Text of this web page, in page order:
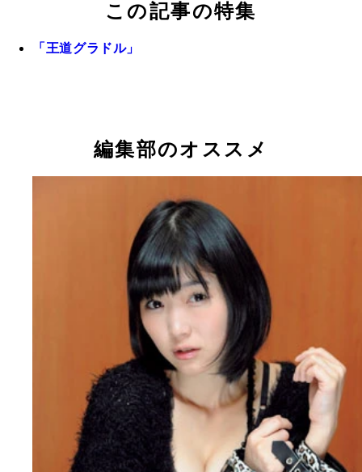
この記事の特集
「王道グラドル」
編集部のオススメ